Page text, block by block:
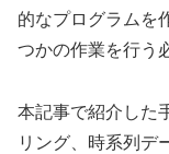
的なプログラムを
つかの作業を行う
本記事で紹介した
リング、時系列デ